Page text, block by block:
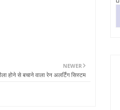
NEWER
होने से बचाने वाला रेन अलर्टिंग सिस्टम